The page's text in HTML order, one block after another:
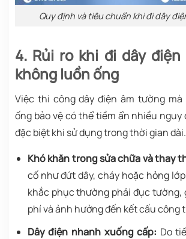
Quy định và tiêu chuẩn khi đi dây
4. Rủi ro khi đi dây
không luồn ống
Việc thi công dây điện âm tường mà
ống bảo vệ có thể tiềm ẩn nhiều nguy
đặc biệt khi sử dụng trong thời gian dài.
Khó khăn trong sửa chữa và thay
cố như đứt dây, cháy hoặc hỏng
khắc phục thường phải đục tường,
phí và ảnh hưởng đến kết cấu công
Dây điện nhanh xuống cấp: Do